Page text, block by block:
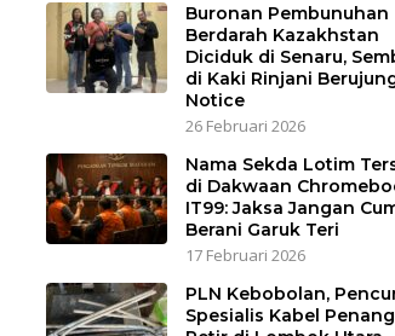
Buronan Pembunuhan
Berdarah Kazakhstan
Diciduk di Senaru,
di Kaki Rinjani
Notice
26 Februari 2026
Nama Sekda Lotim
di Dakwaan
IT99: Jaksa Jangan
Berani Garuk Teri
17 Februari 2026
PLN Kebobolan,
Spesialis Kabel